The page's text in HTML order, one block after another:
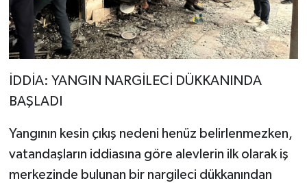
İDDİA: YANGIN NARGİLECİ DÜKKANINDA
BAŞLADI
Yangının kesin çıkış nedeni henüz belirlenmezken,
vatandaşların iddiasına göre alevlerin ilk olarak iş
merkezinde bulunan bir nargileci dükkanından